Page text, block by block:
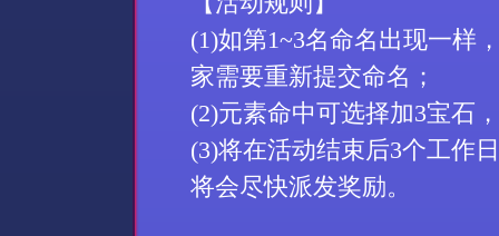
(1)如第1~3名命名出现一样
家需要重新提交命名；
(2)元素命中可选择加3宝石
(3)将在活动结束后3个工作
将会尽快派发奖励。